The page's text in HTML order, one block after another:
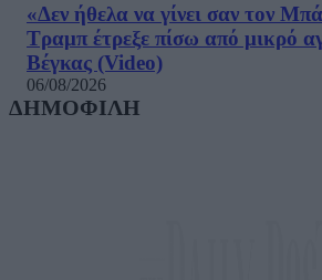
«Δεν ήθελα να γίνει σαν τον
Τραμπ έτρεξε πίσω από μικρό
Βέγκας (Video)
06/08/2026
ΔΗΜΟΦΙΛΗ